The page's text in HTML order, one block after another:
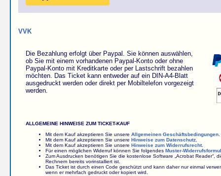
VVK
Die Bezahlung erfolgt über Paypal. Sie können auswählen,
ob Sie mit einem vorhandenen Paypal-Konto oder ohne
Paypal-Konto mit Kreditkarte oder per Lastschrift bezahlen
möchten. Das Ticket kann entweder auf ein DIN-A4-Blatt
ausgedruckt werden oder direkt per Mobiltelefon vorgezeigt
werden.
ALLGEMEINE HINWEISE ZUM TICKET-KAUF
Mit dem Kauf akzeptieren Sie unsere Allgemeinen Geschäftsbedingungen
Mit dem Kauf akzeptieren Sie unsere Hinweise zum Datenschutz
Mit dem Kauf akzeptieren Sie unsere Hinweise zum Widerrufsrecht.
Für einen möglichen Widerruf können Sie folgendes Muster-
Zum Ausdrucken benötigen Sie die kostenlose Software „Acrobat Reader“,
Rechnern bereits vorinstalliert ist.
Das Ticket ist durch einen Code geschützt und kann daher nur einmal
wenn er mehrfach gedruckt oder kopiert wird.